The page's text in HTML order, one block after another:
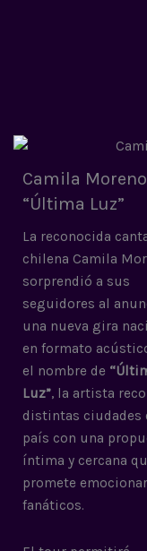
Camila
“Última Luz”
La reconocida
chilena Camila
sorprendió a sus
seguidores al
una nueva gira
en formato
el nombre de
Luz”, la artista
distintas ciudades
país con una
íntima y cercana
promete
fanáticos.